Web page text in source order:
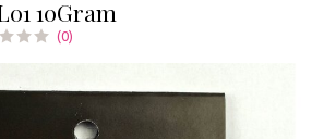
10Gram
(0)